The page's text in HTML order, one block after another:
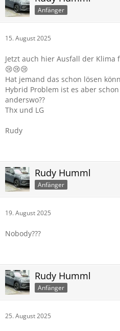
Anfänger
15. August 2025
Jetzt auch hier Ausfall der
😢😢😢
Hat jemand das schon lösen
Hybrid Problem ist es aber schon
anderswo??
Thx und LG
Rudy
Rudy Humml
Anfänger
19. August 2025
Nobody???
Rudy Humml
Anfänger
25. August 2025